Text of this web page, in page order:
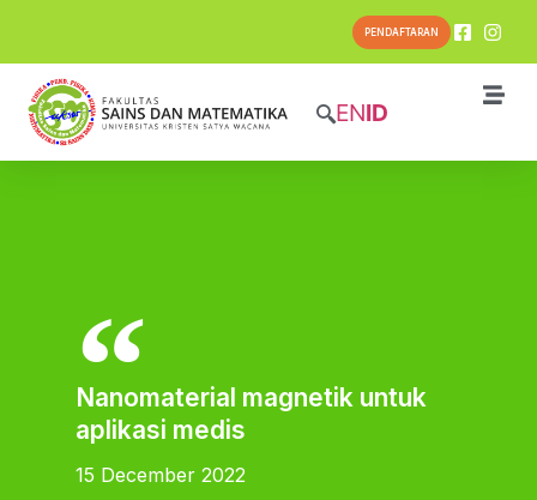
PENDAFTARAN
ENID
Nanomaterial magnetik untuk
aplikasi medis
15 December 2022